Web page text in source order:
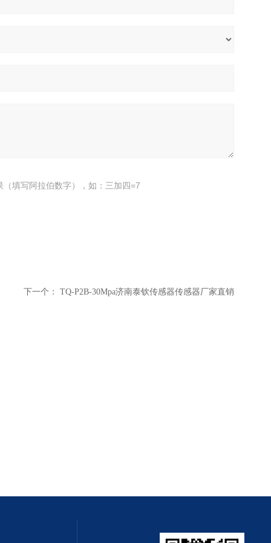
（填写阿拉伯数字），如：三加四=7
下一个： TQ-P2B-30Mpa济南泰钦传感器传感器厂家直销